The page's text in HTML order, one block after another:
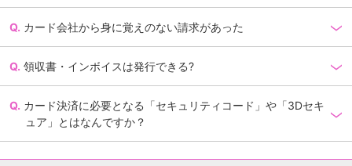
カード会社から身に覚えのない請求があった
領収書・インボイスは発行できる?
カード決済に必要となる「セキュリティコード」や「3Dセキ
ュア」とはなんですか？